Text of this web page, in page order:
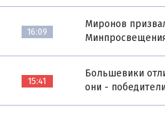
16:09
Миронов
15:41
Большевики
они - победители